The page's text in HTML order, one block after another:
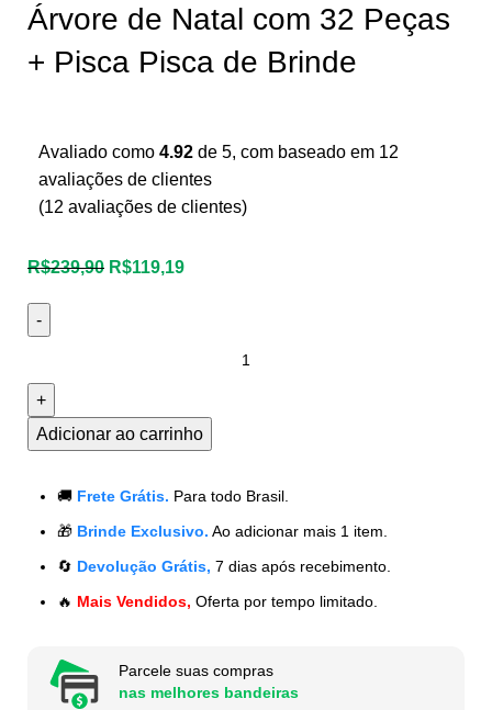
Árvore de Natal com 32 Peças
+ Pisca Pisca de Brinde
Avaliado como 4.92 de 5, com baseado em 12
avaliações de clientes
(12 avaliações de clientes)
R$239,90 R$119,19
Adicionar ao carrinho
🚚 Frete Grátis. Para todo Brasil.
🎁 Brinde Exclusivo. Ao adicionar mais 1 item.
🔄 Devolução Grátis, 7 dias após recebimento.
🔥 Mais Vendidos, Oferta por tempo limitado.
Parcele suas compras
nas melhores bandeiras